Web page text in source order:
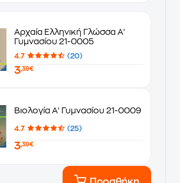
Αρχαία Ελληνική Γλώσσα Α'
Γυμνασίου 21-0005
4.7 (20)
3,39€
Βιολογία Α' Γυμνασίου 21-0009
4.7 (25)
3,39€